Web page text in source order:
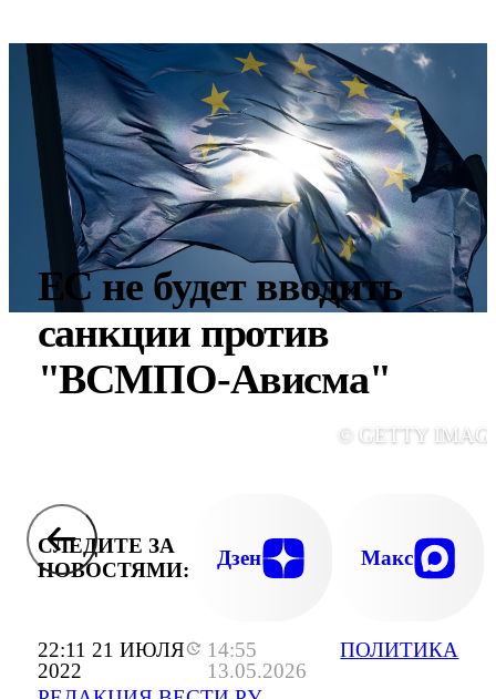
22:11 21 ИЮЛЯ
2022
14:55
13.05.2026
ПОЛИТИКА
ЕС не будет вводить
санкции против
"ВСМПО-Ависма"
© GETTY
СЛЕДИТЕ ЗА
НОВОСТЯМИ:
Дзен Макс